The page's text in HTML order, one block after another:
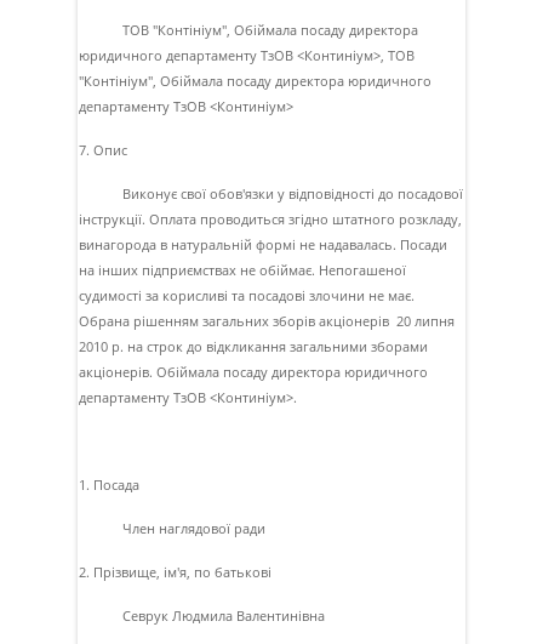
ТОВ "Контiнiум", Обiймала посаду директора
юридичного департаменту ТзОВ <Континiум>, ТОВ
"Контiнiум", Обiймала посаду директора юридичного
департаменту ТзОВ <Континiум>
7. Опис
Виконує свої обов'язки у вiдповiдностi до посадової
iнструкцiї. Оплата проводиться згiдно штатного розкладу,
винагорода в натуральнiй формi не надавалась. Посади
на iнших пiдприємствах не обiймає. Непогашеної
судимостi за корисливi та посадовi злочини не має.
Обрана рiшенням загальних зборiв акцiонерiв 20 липня
2010 р. на строк до вiдкликання загальними зборами
акцiонерiв. Обiймала посаду директора юридичного
департаменту ТзОВ <Континiум>.
1. Посада
Член наглядової ради
2. Прізвище, ім'я, по батькові
Севрук Людмила Валентинiвна